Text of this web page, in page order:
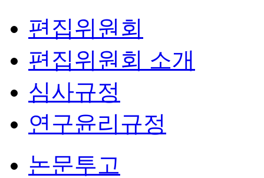
편집위원회
편집위원회 소개
심사규정
연구윤리규정
논문투고